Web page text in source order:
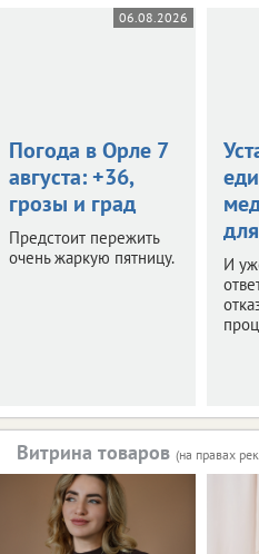
06.08.2026
Погода в Орле 7
августа: +36,
грозы и град
Предстоит пережить
очень жаркую пятницу.
И
Витрина товаров (на правах